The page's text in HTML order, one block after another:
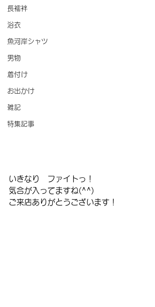
長襦袢
浴衣
魚河岸シャツ
男物
着付け
お出かけ
雑記
特集記事
いきなり　ファイトっ！
気合が入ってますね(^^)
ご来店ありがとうございます！